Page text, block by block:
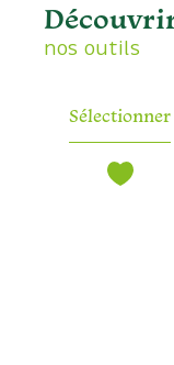
nos outils
Sélectionner